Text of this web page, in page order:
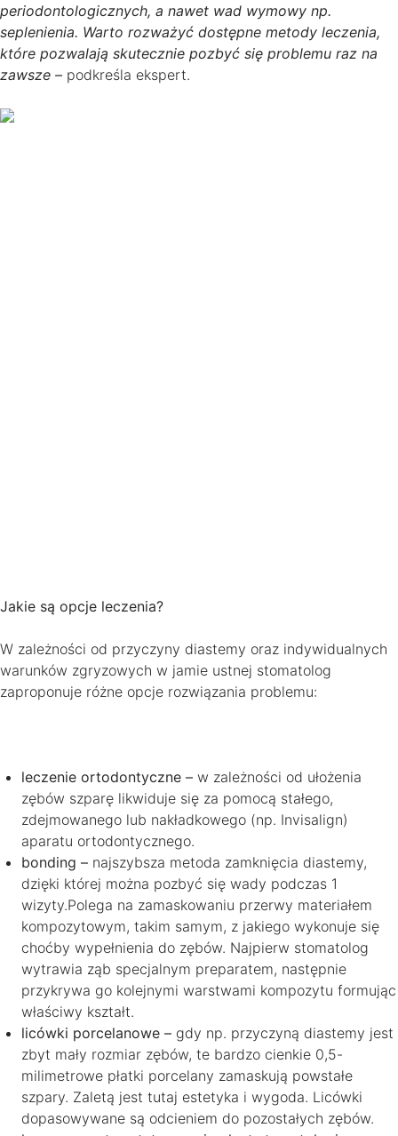
periodontologicznych, a nawet wad wymowy np.
seplenienia. Warto rozważyć dostępne metody leczenia,
które pozwalają skutecznie pozbyć się problemu raz na
zawsze – podkreśla ekspert.
Jakie są opcje leczenia?
W zależności od przyczyny diastemy oraz indywidualnych
warunków zgryzowych w jamie ustnej stomatolog
zaproponuje różne opcje rozwiązania problemu:
leczenie ortodontyczne – w zależności od ułożenia
zębów szparę likwiduje się za pomocą stałego,
zdejmowanego lub nakładkowego (np. Invisalign)
aparatu ortodontycznego.
bonding – najszybsza metoda zamknięcia diastemy,
dzięki której można pozbyć się wady podczas 1
wizyty.Polega na zamaskowaniu przerwy materiałem
kompozytowym, takim samym, z jakiego wykonuje się
choćby wypełnienia do zębów. Najpierw stomatolog
wytrawia ząb specjalnym preparatem, następnie
przykrywa go kolejnymi warstwami kompozytu formując
właściwy kształt.
licówki porcelanowe – gdy np. przyczyną diastemy jest
zbyt mały rozmiar zębów, te bardzo cienkie 0,5-
milimetrowe płatki porcelany zamaskują powstałe
szpary. Zaletą jest tutaj estetyka i wygoda. Licówki
dopasowywane są odcieniem do pozostałych zębów.